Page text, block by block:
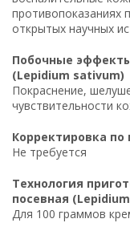
противопоказаниях
открытых научных
Побочные
(Lepidium sativum)
Покраснение,
чувствительности
Корректировка по
Не требуется
Технология
посевная
Для 100 граммов